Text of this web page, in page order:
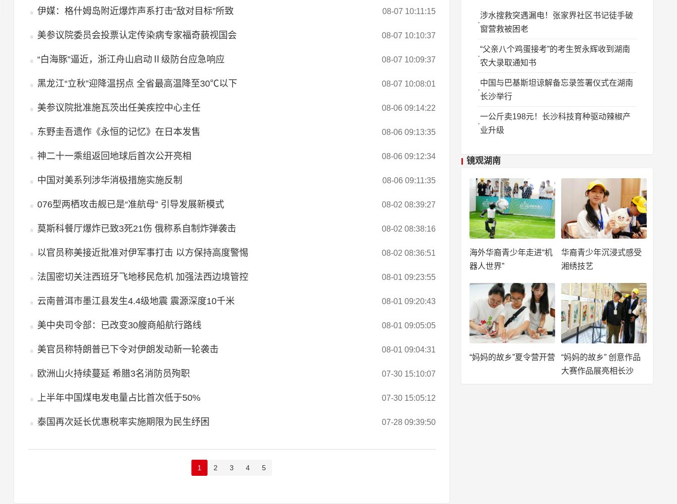
伊媒：格什姆岛附近爆炸声系打击“敌对目标”所致 08-07 10:11:15
美参议院委员会投票认定传染病专家福奇藐视国会 08-07 10:10:37
“白海豚”逼近，浙江舟山启动Ⅱ级防台应急响应 08-07 10:09:37
黑龙江“立秋”迎降温拐点 全省最高温降至30℃以下 08-07 10:08:01
美参议院批准施瓦茨出任美疾控中心主任 08-06 09:14:22
东野圭吾遗作《永恒的记忆》在日本发售 08-06 09:13:35
神二十一乘组返回地球后首次公开亮相 08-06 09:12:34
中国对美系列涉华消极措施实施反制 08-06 09:11:35
076型两栖攻击舰已是“准航母” 引导发展新模式 08-02 08:39:27
莫斯科餐厅爆炸已致3死21伤 俄称系自制炸弹袭击 08-02 08:38:16
以官员称美接近批准对伊军事打击 以方保持高度警惕 08-02 08:36:51
法国密切关注西班牙飞地移民危机 加强法西边境管控 08-01 09:23:55
云南普洱市墨江县发生4.4级地震 震源深度10千米 08-01 09:20:43
美中央司令部：已改变30艘商船航行路线 08-01 09:05:05
美官员称特朗普已下令对伊朗发动新一轮袭击 08-01 09:04:31
欧洲山火持续蔓延 希腊3名消防员殉职 07-30 15:10:07
上半年中国煤电发电量占比首次低于50% 07-30 15:05:12
泰国再次延长优惠税率实施期限为民生纾困 07-28 09:39:50
1 2 3 4 5
涉水搜救突遇漏电！张家界社区书记徒手破
窗营救被困老
“父亲八个鸡蛋接考”的考生贺永辉收到湖南
农大录取通知书
中国与巴基斯坦谅解备忘录签署仪式在湖南
长沙举行
一公斤卖198元！长沙科技育种驱动辣椒产
业升级
镜观湖南
海外华裔青少年走进“机
器人世界”
华裔青少年沉浸式感受
湘绣技艺
“妈妈的故乡”夏令营开营
“妈妈的故乡” 创意作品
大赛作品展亮相长沙